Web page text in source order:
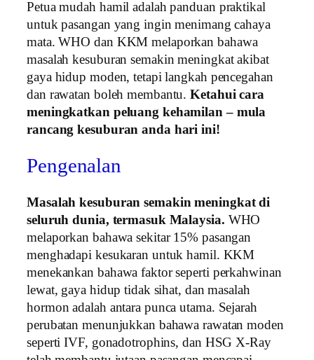
Petua mudah hamil adalah panduan praktikal
untuk pasangan yang ingin menimang cahaya
mata. WHO dan KKM melaporkan bahawa
masalah kesuburan semakin meningkat akibat
gaya hidup moden, tetapi langkah pencegahan
dan rawatan boleh membantu.Ketahui cara
meningkatkan peluang kehamilan – mula
rancang kesuburan anda hari ini!
Pengenalan
Masalah kesuburan semakin meningkat di
seluruh dunia, termasuk Malaysia. WHO
melaporkan bahawa sekitar 15% pasangan
menghadapi kesukaran untuk hamil. KKM
menekankan bahawa faktor seperti perkahwinan
lewat, gaya hidup tidak sihat, dan masalah
hormon adalah antara punca utama. Sejarah
perubatan menunjukkan bahawa rawatan moden
seperti IVF, gonadotrophins, dan HSG X-Ray